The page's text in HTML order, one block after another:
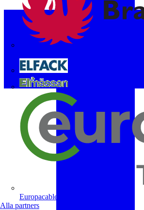
Europacable
Alla partners